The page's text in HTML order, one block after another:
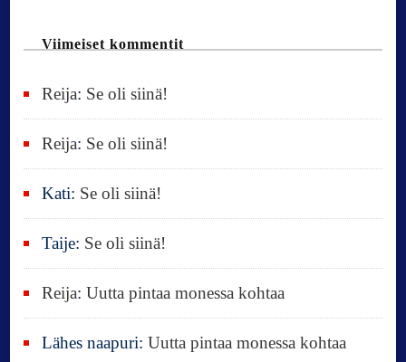
Viimeiset kommentit
Reija: Se oli siinä!
Reija: Se oli siinä!
Kati: Se oli siinä!
Taije: Se oli siinä!
Reija:Uutta pintaa monessa kohtaa
Lähes naapuri:Uutta pintaa monessa kohtaa